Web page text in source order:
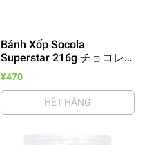
Bánh Xốp Socola
Superstar 216g チョコレ
ートウエハース
¥470
HẾT HÀNG